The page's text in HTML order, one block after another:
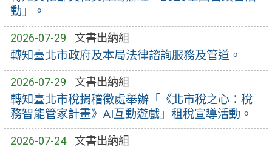
動」。
2026-07-29 文書出納組
轉知臺北市政府及本局法律諮詢服務及管道。
2026-07-29 文書出納組
轉知臺北市稅捐稽徵處舉辦「《北市稅之心：稅
務智能管家計畫》AI互動遊戲」租稅宣導活動。
2026-07-24 文書出納組